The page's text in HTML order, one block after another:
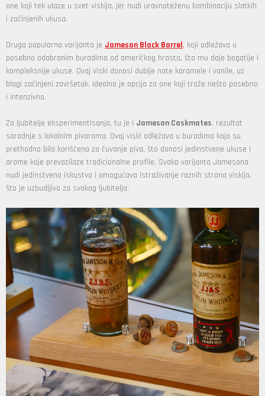
one koji tek ulaze u svet viskija, jer nudi uravnoteženu kombinaciju slatkih
i začinjenih ukusa.
Druga popularna varijanta je Jameson Black Barrel, koji odležava u
posebno odabranim buradima od američkog hrasta, što mu daje bogatije i
kompleksnije ukuse. Ovaj viski donosi dublje note karamele i vanile, uz
blagi začinjeni završetak. Idealna je opcija za one koji traže nešto posebno
i intenzivno.
Za ljubitelje eksperimentisanja, tu je i Jameson Caskmates, rezultat
saradnje s lokalnim pivarama. Ovaj viski odležava u buradima koja su
prethodno bila korišćena za čuvanje piva, što donosi jedinstvene ukuse i
arome koje prevazilaze tradicionalne profile. Svaka varijanta Jamesona
nudi jedinstveno iskustvo i omogućava istraživanje raznih strana viskija,
što je uzbudljivo za svakog ljubitelja.